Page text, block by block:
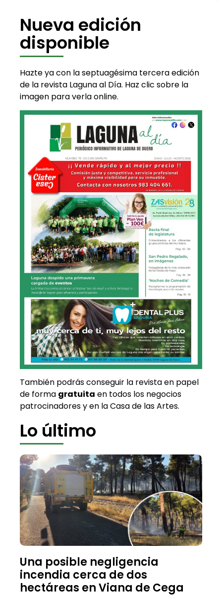
Nueva edición
disponible
Hazte ya con la septuagésima tercera edición
de la revista Laguna al Día. Haz clic sobre la
imagen para verla online.
También podrás conseguir la revista en papel
de forma gratuita en todos los negocios
patrocinadores y en la Casa de las Artes.
Lo último
Una posible negligencia
incendia cerca de dos
hectáreas en Viana de Cega